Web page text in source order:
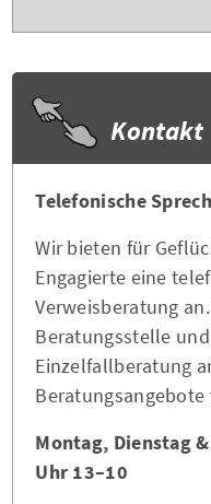
Kontakt
Telefonische
Wir bieten für
Engagierte eine
Verweisberatung
Beratungsstelle
Einzelfallberatung
Montag, Dienstag
10–13 Uhr